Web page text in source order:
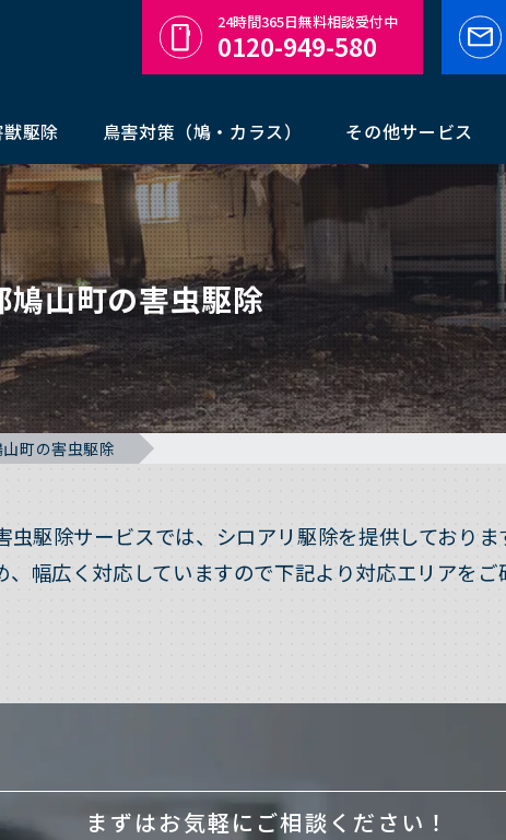
獣駆除 鳥害対策（鳩・カラス） その他サービス
24時間365日無料相談受付中
0120-949-580
鳩山町の害虫駆除
町の害虫駆除
駆除サービスでは、シロアリ駆除を提供しておりま
幅広く対応していますので下記より対応エリアをご
まずはお気軽にご相談ください！